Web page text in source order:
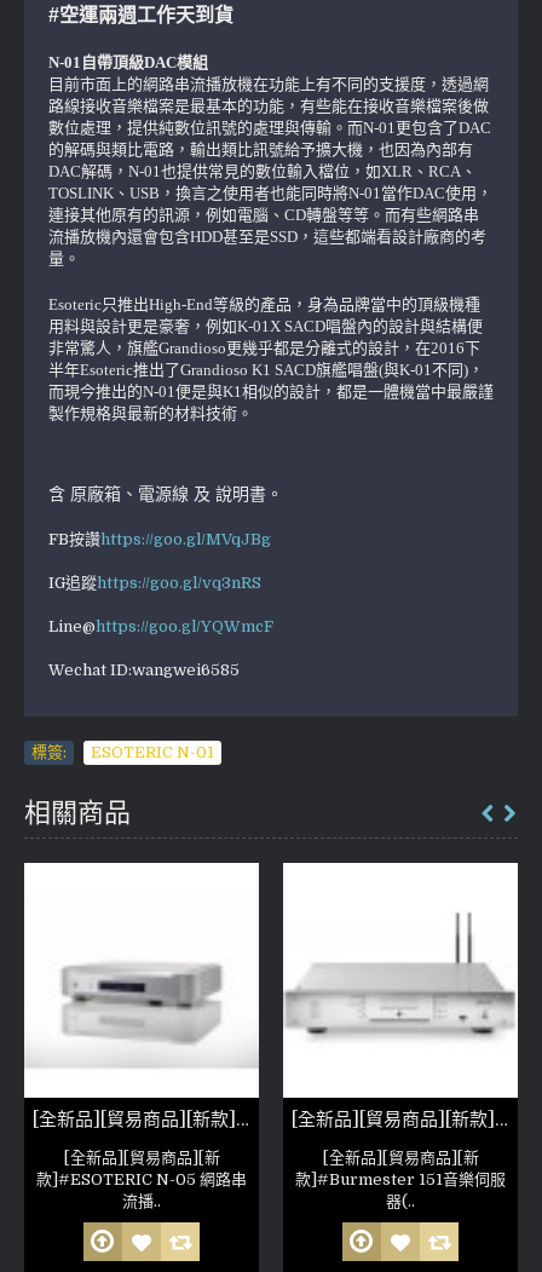
#空運兩週工作天到貨
N-01自帶頂級DAC模組
目前市面上的網路串流播放機在功能上有不同的支援度，透過網
路線接收音樂檔案是最基本的功能，有些能在接收音樂檔案後做
數位處理，提供純數位訊號的處理與傳輸。而N-01更包含了DAC
的解碼與類比電路，輸出類比訊號給予擴大機，也因為內部有
DAC解碼，N-01也提供常見的數位輸入檔位，如XLR、RCA、
TOSLINK、USB，換言之使用者也能同時將N-01當作DAC使用，
連接其他原有的訊源，例如電腦、CD轉盤等等。而有些網路串
流播放機內還會包含HDD甚至是SSD，這些都端看設計廠商的考
量。
Esoteric只推出High-End等級的產品，身為品牌當中的頂級機種
用料與設計更是豪奢，例如K-01X SACD唱盤內的設計與結構便
非常驚人，旗艦Grandioso更幾乎都是分離式的設計，在2016下
半年Esoteric推出了Grandioso K1 SACD旗艦唱盤(與K-01不同)，
而現今推出的N-01便是與K1相似的設計，都是一體機當中最嚴謹
製作規格與最新的材料技術。
含 原廠箱、電源線 及 說明書。
FB按讚https://goo.gl/MVqJBg
IG追蹤https://goo.gl/vq3nRS
Line@https://goo.gl/YQWmcF
Wechat ID:wangwei6585
標簽: ESOTERIC N-01
相關商品
[全新品][貿易商品][新款]ESOTERIC N-05 網路串流播放機(參考照片)
[全新品][貿易商品][新
款]#ESOTERIC N-05 網路串
流播..
[全新品][貿易商品][新款]Burmester 151音樂伺服器(參考照片)
[全新品][貿易商品][新
款]#Burmester 151音樂伺服
器(..